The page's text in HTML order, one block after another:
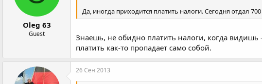
Oleg 63
Guest
Да, иногда приходится платить налоги. Сегодня отдал
Знаешь, не обидно платить налоги, когда
платить как-то пропадает само собой.
26 Сен 2013